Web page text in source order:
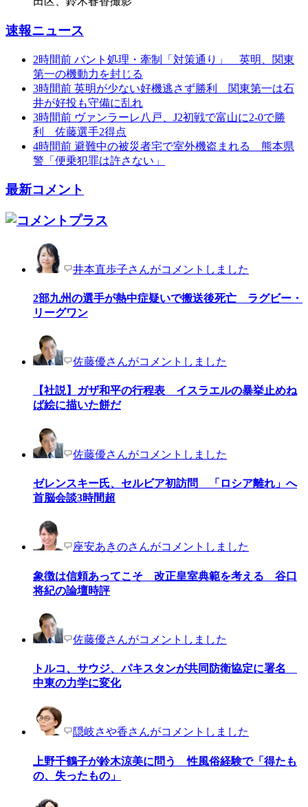
速報ニュース
2時間前 バント処理・牽制「対策通り」 英明、関東
第一の機動力を封じる
3時間前 英明が少ない好機逃さず勝利 関東第一は石
井が好投も守備に乱れ
3時間前 ヴァンラーレ八戸、J2初戦で富山に2-0で勝
利 佐藤選手2得点
4時間前 避難中の被災者宅で室外機盗まれる 熊本県
警「便乗犯罪は許さない」
最新コメント
井本直歩子さんがコメントしました
2部九州の選手が熱中症疑いで搬送後死亡 ラグビー・
リーグワン
佐藤優さんがコメントしました
【社説】ガザ和平の行程表 イスラエルの暴挙止めね
ば絵に描いた餅だ
佐藤優さんがコメントしました
ゼレンスキー氏、セルビア初訪問 「ロシア離れ」へ
首脳会談3時間超
座安あきのさんがコメントしました
象徴は信頼あってこそ 改正皇室典範を考える 谷口
将紀の論壇時評
佐藤優さんがコメントしました
トルコ、サウジ、パキスタンが共同防衛協定に署名
中東の力学に変化
隠岐さや香さんがコメントしました
上野千鶴子が鈴木涼美に問う 性風俗経験で「得たも
の、失ったもの」